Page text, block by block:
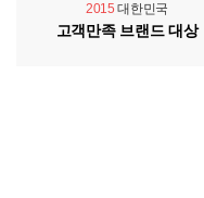
2015 대한민국
고객만족 브랜드 대상